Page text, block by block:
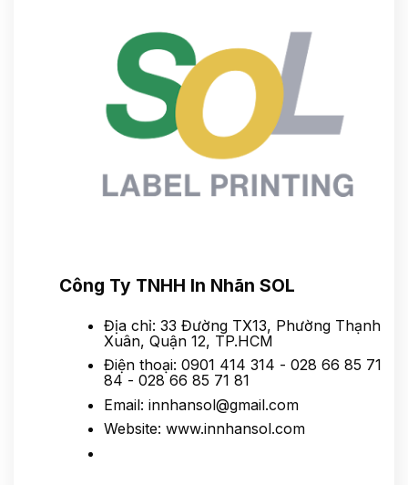
Công Ty TNHH In Nhãn SOL
Địa chỉ: 33 Đường TX13, Phường Thạnh
Xuân, Quận 12, TP.HCM
Điện thoại: 0901 414 314 - 028 66 85 71
84 - 028 66 85 71 81
Email: innhansol@gmail.com
Website: www.innhansol.com